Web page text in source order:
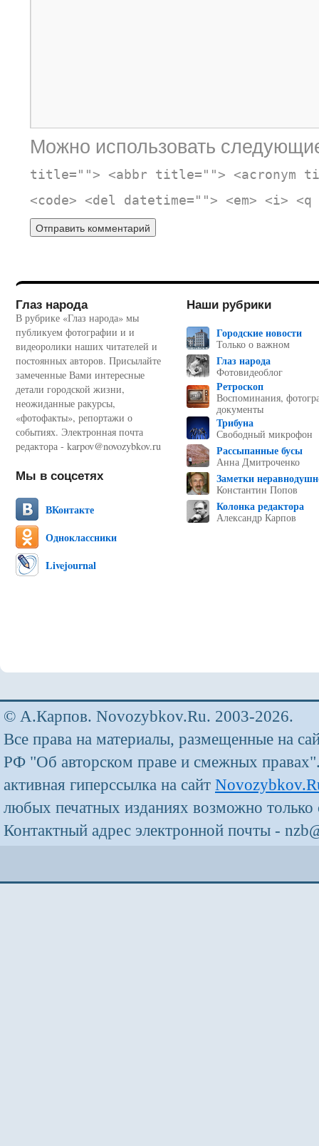
Можно использовать
title=""> <abbr title=""> <acronym
<code> <del datetime=""> <em> <i>
Глаз народа
В рубрике «Глаз народа» мы
публикуем фотографии и и
видеоролики наших читателей и
постоянных авторов. Присылайте
замеченные Вами интересные
детали городской жизни,
неожиданные ракурсы,
«фотофакты», репортажи о
событиях. Электронная почта
редактора - karpov@novozybkov.ru
Мы в соцсетях
ВКонтакте
Одноклассники
Livejournal
Наши рубрики
Городские новости
Только о важном
Глаз народа
Фотовидеоблог
Ретроскоп
Воспоминания,
документы
Трибуна
Свободный микрофон
Рассыпанные бусы
Анна Дмитроченко
Заметки
Константин Попов
Колонка редактора
Александр Карпов
© А.Карпов. Novozybkov.Ru. 2003-2026.
Все права на материалы, размещенные на
РФ "Об авторском праве и смежных
активная гиперссылка на сайт
любых печатных изданиях возможно только
Контактный адрес электронной почты -